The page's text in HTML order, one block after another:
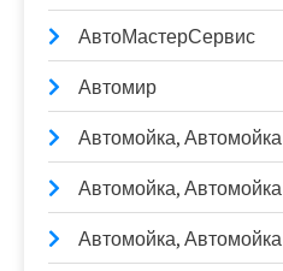
АвтоМастерСервис
Автомир
Автомойка, Автомойка
Автомойка, Автомойка
Автомойка, Автомойка